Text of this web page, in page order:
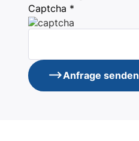
Captcha *
Anfrage senden